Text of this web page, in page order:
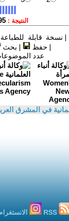
| نسخة قابلة للطباعة
|حفظ | بحث
عدد
في المشرق